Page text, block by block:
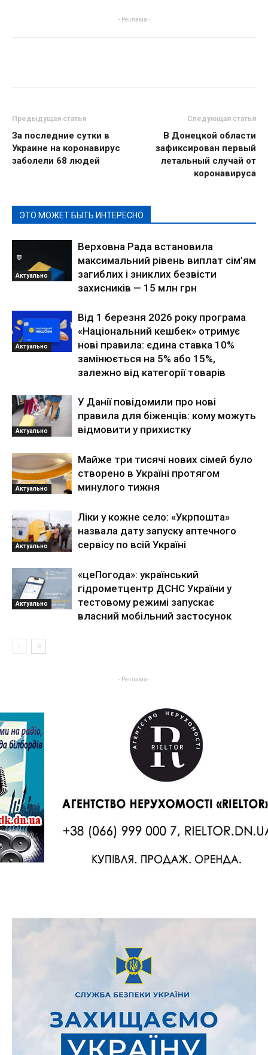
- Реклама -
Предыдущая статья
За последние сутки в
Украине на коронавирус
заболели 68 людей
Следующая статья
В Донецкой области
зафиксирован первый
летальный случай от
коронавируса
ЭТО МОЖЕТ БЫТЬ ИНТЕРЕСНО
Актуально
Верховна Рада встановила
максимальний рівень виплат сім’ям
загиблих і зниклих безвісти
захисників — 15 млн грн
Актуально
Від 1 березня 2026 року програма
«Національний кешбек» отримує
нові правила: єдина ставка 10%
замінюється на 5% або 15%,
залежно від категорії товарів
Актуально
У Данії повідомили про нові
правила для біженців: кому можуть
відмовити у прихистку
Актуально
Майже три тисячі нових сімей було
створено в Україні протягом
минулого тижня
Актуально
Ліки у кожне село: «Укрпошта»
назвала дату запуску аптечного
сервісу по всій Україні
Актуально
«цеПогода»: український
гідрометцентр ДСНС України у
тестовому режимі запускає
власний мобільний застосунок
- Реклама -